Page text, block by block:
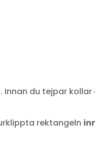
du tejpar kollar
rektangeln